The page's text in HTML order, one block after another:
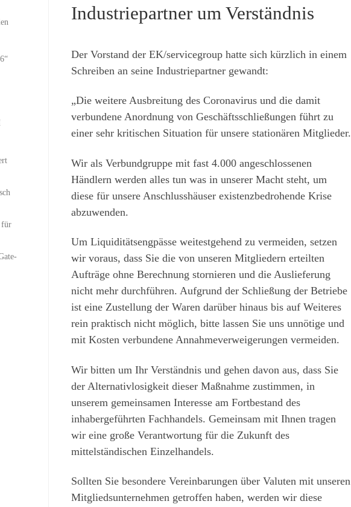
Industriepartner um Verständnis
Der Vorstand der EK/servicegroup hatte sich kürzlich in einem
Schreiben an seine Industriepartner gewandt:
„Die weitere Ausbreitung des Coronavirus und die damit
verbundene Anordnung von Geschäftsschließungen führt zu
einer sehr kritischen Situation für unsere stationären Mitglieder.
Wir als Verbundgruppe mit fast 4.000 angeschlossenen
Händlern werden alles tun was in unserer Macht steht, um
diese für unsere Anschlusshäuser existenzbedrohende Krise
abzuwenden.
Um Liquiditätsengpässe weitestgehend zu vermeiden, setzen
wir voraus, dass Sie die von unseren Mitgliedern erteilten
Aufträge ohne Berechnung stornieren und die Auslieferung
nicht mehr durchführen. Aufgrund der Schließung der Betriebe
ist eine Zustellung der Waren darüber hinaus bis auf Weiteres
rein praktisch nicht möglich, bitte lassen Sie uns unnötige und
mit Kosten verbundene Annahmeverweigerungen vermeiden.
Wir bitten um Ihr Verständnis und gehen davon aus, dass Sie
der Alternativlosigkeit dieser Maßnahme zustimmen, in
unserem gemeinsamen Interesse am Fortbestand des
inhabergeführten Fachhandels. Gemeinsam mit Ihnen tragen
wir eine große Verantwortung für die Zukunft des
mittelständischen Einzelhandels.
Sollten Sie besondere Vereinbarungen über Valuten mit unseren
Mitgliedsunternehmen getroffen haben, werden wir diese
für